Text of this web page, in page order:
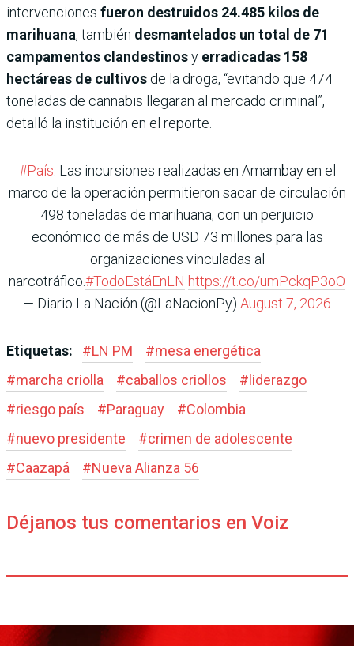
intervenciones fueron destruidos 24.485 kilos de
marihuana, también desmantelados un total de 71
campamentos clandestinosy erradicadas 158
hectáreas de cultivos de la droga, “evitando que 474
toneladas de cannabis llegaran al mercado criminal”,
detalló la institución en el reporte.
#País. Las incursiones realizadas en Amambay en el
marco de la operación permitieron sacar de circulación
498 toneladas de marihuana, con un perjuicio
económico de más de USD 73 millones para las
organizaciones vinculadas al
narcotráfico.#TodoEstáEnLN https://t.co/umPckqP3oO
— Diario La Nación (@LaNacionPy) August 7, 2026
Etiquetas: #LN PM #mesa energética
#marcha criolla #caballos criollos # liderazgo
#riesgo país #Paraguay #Colombia
#nuevo presidente #crimen de adolescente
#Caazapá #Nueva Alianza 56
Déjanos tus comentarios en Voiz